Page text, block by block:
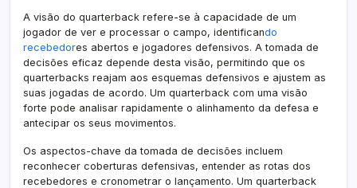
A visão do quarterback refere-se à capacidade de um
jogador de ver e processar o campo, identificando
recebedores abertos e jogadores defensivos. A tomada de
decisões eficaz depende desta visão, permitindo que os
quarterbacks reajam aos esquemas defensivos e ajustem as
suas jogadas de acordo. Um quarterback com uma visão
forte pode analisar rapidamente o alinhamento da defesa e
antecipar os seus movimentos.
Os aspectos-chave da tomada de decisões incluem
reconhecer coberturas defensivas, entender as rotas dos
recebedores e cronometrar o lançamento. Um quarterback